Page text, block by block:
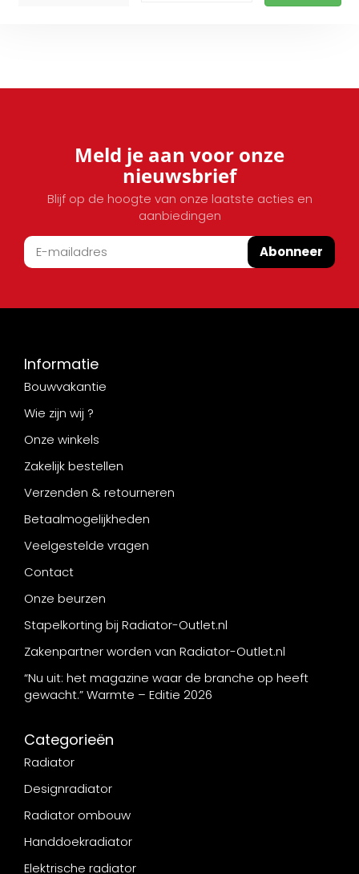
Meld je aan voor onze
nieuwsbrief
Blijf op de hoogte van onze laatste acties en
aanbiedingen
Abonneer
Informatie
Bouwvakantie
Wie zijn wij ?
Onze winkels
Zakelijk bestellen
Verzenden & retourneren
Betaalmogelijkheden
Veelgestelde vragen
Contact
Onze beurzen
Stapelkorting bij Radiator-Outlet.nl
Zakenpartner worden van Radiator-Outlet.nl
“Nu uit: het magazine waar de branche op heeft
gewacht.” Warmte – Editie 2026
Categorieën
Radiator
Designradiator
Radiator ombouw
Handdoekradiator
Elektrische radiator